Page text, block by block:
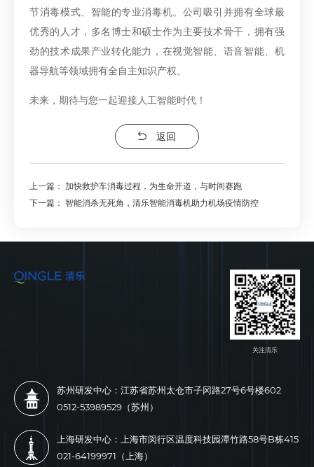
节消毒模式、智能的专业消毒机。公司吸引并拥有全球最
优秀的人才，多名博士和硕士作为主要技术骨干，拥有强
劲的技术成果产业转化能力，在视觉智能、语音智能、机
器导航等领域拥有全自主知识产权。
未来，期待与您一起迎接人工智能时代！
返回
上一篇：加快救护车消毒过程，为生命开道，与时间赛跑
下一篇：智能消杀无死角，清乐智能消毒机助力机场疫情防控
关注清乐
苏州研发中心：江苏省苏州太仓市子冈路27号6号楼602
0512-53989529（苏州）
上海研发中心：上海市闵行区温度科技园潭竹路58号B栋415
021-64199971（上海）